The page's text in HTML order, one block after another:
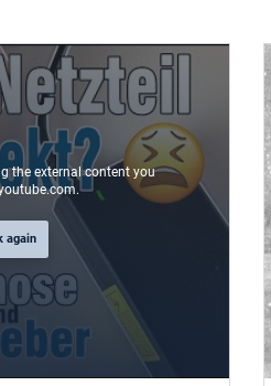
the external content you
again